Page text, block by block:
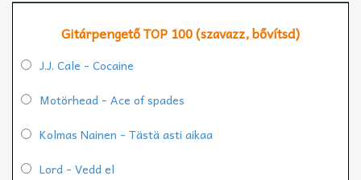
Gitárpengető TOP 100 (szavazz, bővítsd)
J.J. Cale - Cocaine
Motörhead - Ace of spades
Kolmas Nainen - Tästä asti aikaa
Lord - Vedd el